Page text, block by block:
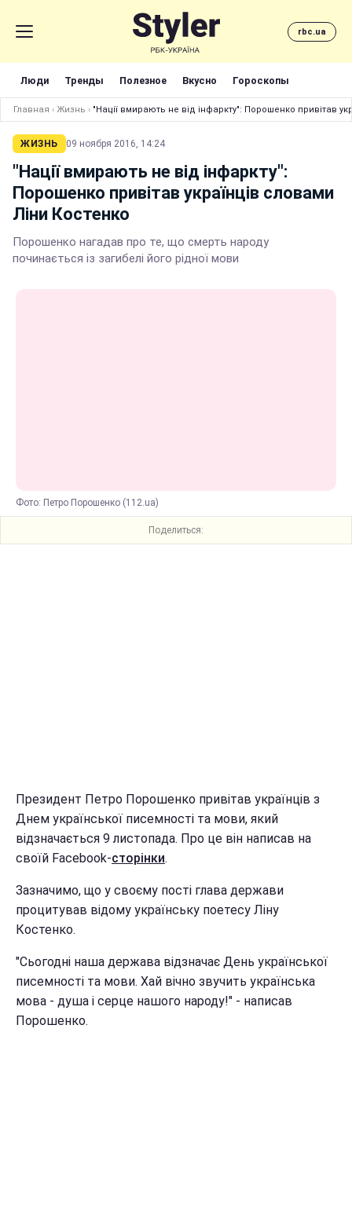
rbc.ua
Люди Тренды Полезное Вкусно Гороскопы
Главная › Жизнь › "Нації вмирають не від інфаркту": Порошенко привітав
ЖИЗНЬ 09 ноября 2016, 14:24
"Нації вмирають не від інфаркту":
Порошенко привітав українців словами
Ліни Костенко
Порошенко нагадав про те, що смерть народу
починається із загибелі його рідної мови
Фото: Петро Порошенко (112.ua)
Поделиться:
Президент Петро Порошенко привітав українців з
Днем української писемності та мови, який
відзначається 9 листопада. Про це він написав на
своїй Facebook-сторінки.
Зазначимо, що у своєму пості глава держави
процитував відому українську поетесу Ліну
Костенко.
"Сьогодні наша держава відзначає День української
писемності та мови. Хай вічно звучить українська
мова - душа і серце нашого народу!" - написав
Порошенко.